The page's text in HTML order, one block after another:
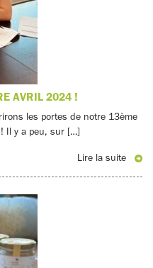
AVRIL 2024 !
les portes de notre 13ème
! Il y a peu, sur […]
Lire la suite